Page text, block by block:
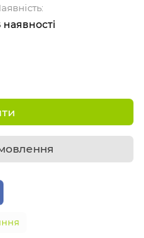
наявності